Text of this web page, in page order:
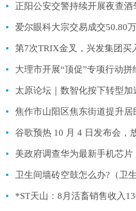
正阳公安交警持续开展夜查
爱尔眼科大宗交易成交50.80
第7次TRIX金叉，兴发集团买
大理市开展“顶促”专项行动拼
太原论坛｜数智化按下转型
焦作市山阳区焦东街道提升居
谷歌预热 10 月 4 日发布会，
美政府调查华为最新手机芯片
卫生间墙砖空鼓怎么办?（卫
*ST天山：8月活畜销售收入